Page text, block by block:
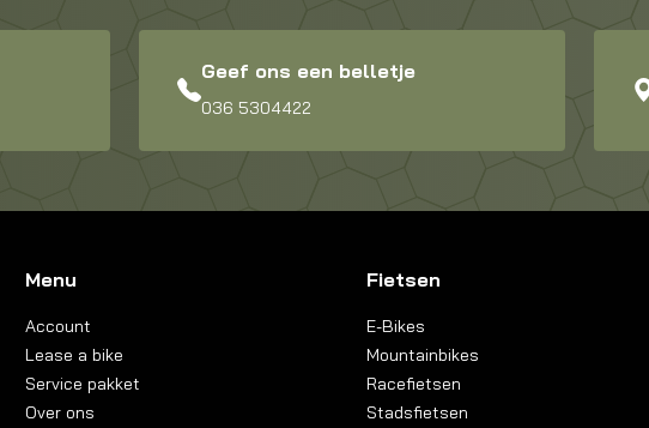
Geef ons een belletje
036 5304422
Menu
Account
Lease a bike
Service pakket
Over ons
Fietsen
E-Bikes
Mountainbikes
Racefietsen
Stadsfietsen